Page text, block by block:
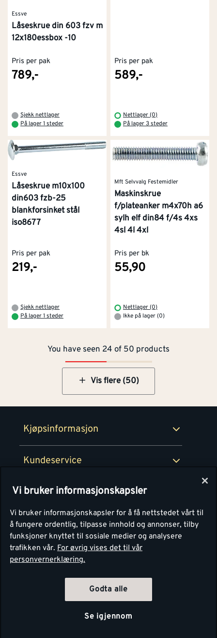
Essve
Låseskrue din 603 fzv m
12x180essbox -10
Pris per pak
789,-
Sjekk nettlager
På lager 1 steder
Pris per pak
589,-
Nettlager (0)
På lager 3 steder
Essve
Låseskrue m10x100
din603 fzb-25
blankforsinket stål
iso8677
Pris per pak
219,-
Sjekk nettlager
På lager 1 steder
Mft Selvvalg Festemidler
Maskinskrue
f/plateanker m4x70h a6
sylh elf din84 f/4s 4xs
4sl 4l 4xl
Pris per bk
55,90
Nettlager (0)
Ikke på lager (0)
You have seen 24 of 50 products
Vis flere (50)
Kjøpsinformasjon
Betaling
Retur- og angrerettsskjema
Kundeservice
Medlemsavtaler
Montér
Om Montér
Personvern
Vi bruker informasjonskapsler
Vi bruker informasjonskapsler for å få nettstedet vårt til
å fungere ordentlig, tilpasse innhold og annonser, tilby
funksjoner knyttet til sosiale medier og analysere
trafikken vår. For øvrig vises det til vår
personvernerklæring.
Godta alle
Se igjennom